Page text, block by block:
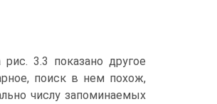
3.3 показано другое
поиск в нем похож,
числу запоминаемых